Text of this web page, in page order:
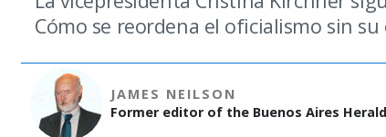
Cómo se reordena el oficialismo sin
JAMES NEILSON
Former editor of the Buenos Aires Herald